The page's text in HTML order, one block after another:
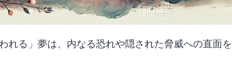
れる」夢は、内なる恐れや隠された脅威への直面を